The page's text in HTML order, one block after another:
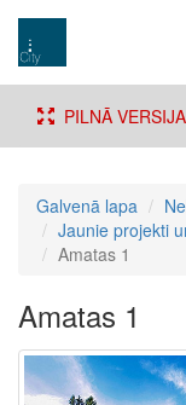
PILNĀ VERSIJA
Galvenā lapa
Jaunie projekti
Amatas 1
Amatas 1